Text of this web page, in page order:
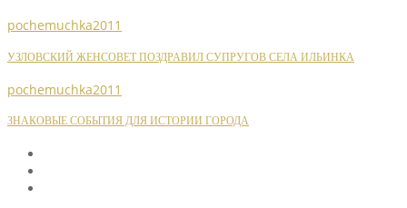
pochemuchka2011
УЗЛОВСКИЙ ЖЕНСОВЕТ ПОЗДРАВИЛ СУПРУГОВ СЕЛА ИЛЬИНКА
pochemuchka2011
ЗНАКОВЫЕ СОБЫТИЯ ДЛЯ ИСТОРИИ ГОРОДА